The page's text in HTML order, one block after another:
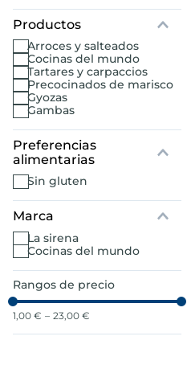
arroces y salteados
cocinas del mundo
tartares y carpaccios
precocinados de marisco
gyozas
gambas
sin gluten
Marca
la sirena
cocinas del mundo
Rangos de precio
1,00 € – 23,00 €
5. verduras
6. croquetas
7. canelones
8. gambon
9. listísimos
10. pollo